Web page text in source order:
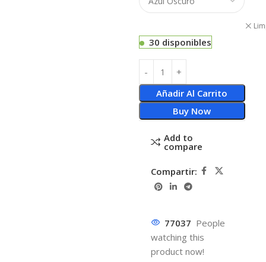
30 disponibles
Añadir Al Carrito
Buy Now
Add to
compare
Compartir:
77037 People
watching this
product now!